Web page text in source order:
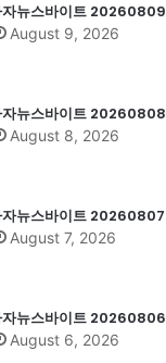
자뉴스바이트 20260809
August 9, 2026
자뉴스바이트 20260808
August 8, 2026
자뉴스바이트 20260807
August 7, 2026
자뉴스바이트 20260806
August 6, 2026